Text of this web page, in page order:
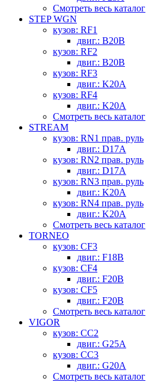
Смотреть весь каталог
STEP WGN
кузов: RF1
двиг.: B20B
кузов: RF2
двиг.: B20B
кузов: RF3
двиг.: K20A
кузов: RF4
двиг.: K20A
Смотреть весь каталог
STREAM
кузов: RN1 прав. руль
двиг.: D17A
кузов: RN2 прав. руль
двиг.: D17A
кузов: RN3 прав. руль
двиг.: K20A
кузов: RN4 прав. руль
двиг.: K20A
Смотреть весь каталог
TORNEO
кузов: CF3
двиг.: F18B
кузов: CF4
двиг.: F20B
кузов: CF5
двиг.: F20B
Смотреть весь каталог
VIGOR
кузов: CC2
двиг.: G25A
кузов: CC3
двиг.: G20A
Смотреть весь каталог